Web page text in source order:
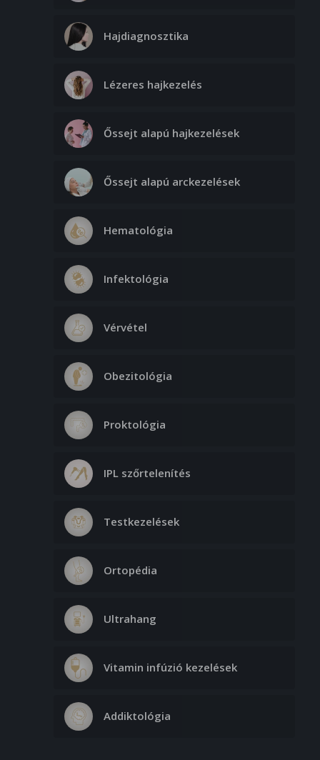
Hajdiagnosztika
Lézeres hajkezelés
Őssejt alapú hajkezelések
Őssejt alapú arckezelések
Hematológia
Infektológia
Vérvétel
Obezitológia
Proktológia
IPL szőrtelenítés
Testkezelések
Ortopédia
Ultrahang
Vitamin infúzió kezelések
Addiktológia